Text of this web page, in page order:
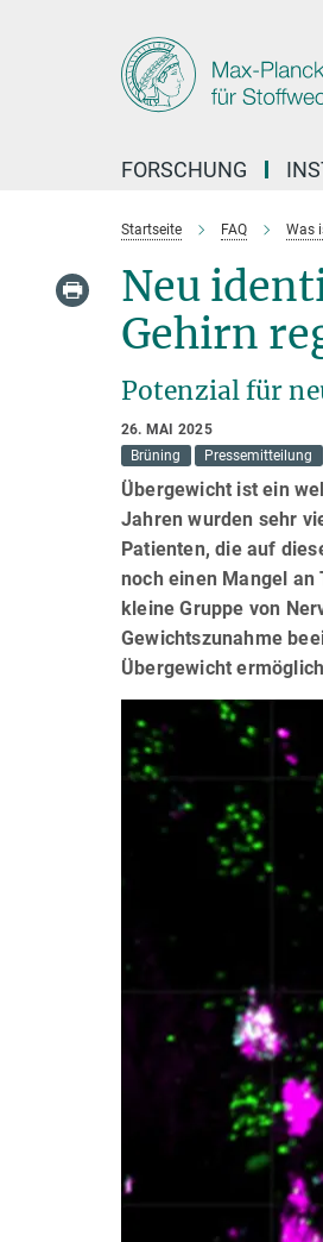
FORSCHUNG
Startseite FAQ Was
Neu
Gehirn
Potenzial für
26. MAI 2025
Brüning
Pressemitteilung
Übergewicht ist ein
Jahren wurden sehr
Patienten, die auf
noch einen Mangel
kleine Gruppe von
Gewichtszunahme
Übergewicht